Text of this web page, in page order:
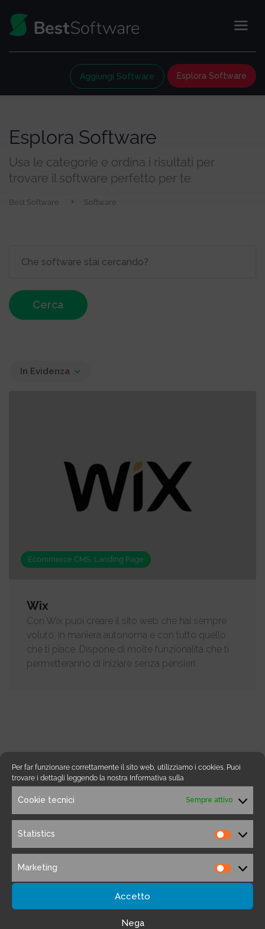
Per far funzionare correttamente il sito web, utilizziamo i cookies. Puoi
trovare i dettagli leggendo la nostra Informativa sulla
Cookie tecnici Sempre attivo
Statistics
Marketing
Accetto
Nega
Esplora Software
Aggiungi Software
Esplora Software
Usa le categorie e ordina i risultati per
trovare il software perfetto per te
Best Software Software
Amazon Software
Antivirus
App Connector
Chat e Bot
CRM software
Cerca
In Evidenza
Ecommerce CMS, Landing Page
Wix
Con Wix puoi creare il sito web che hai sempre
voluto, in maniera autonoma e con tutto quello
che ti piace. Dispone di molte funzionalità che ti
permetteranno di iniziare senza pensieri.